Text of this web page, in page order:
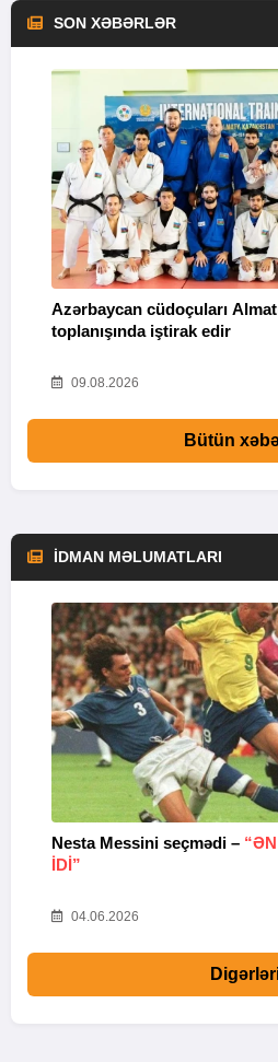
SON XƏBƏRLƏR
Azərbaycan cüdoçuları
toplanışında iştirak edir
09.08.2026
Bütün
İDMAN MƏLUMATLARI
Nesta Messini seçmədi –
IDI”
04.06.2026